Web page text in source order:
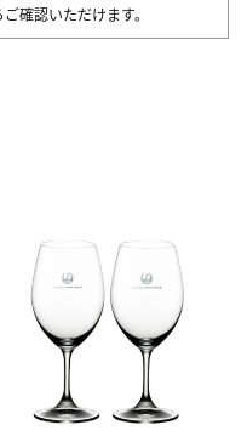
ご確認いただけます。